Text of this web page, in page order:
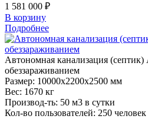
1 581 000 ₽
В корзину
Подробнее
Автономная канализация
обеззараживанием
Размер: 10000x2200x2500 мм
Вес: 1670 кг
Производ-ть: 50 м3 в сутки
Кол-во пользователей: 250 человек